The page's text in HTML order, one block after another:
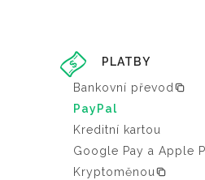
PLATBY
Bankovní převod
PayPal
Kreditní kartou
Google Pay a Apple
Kryptoměnou